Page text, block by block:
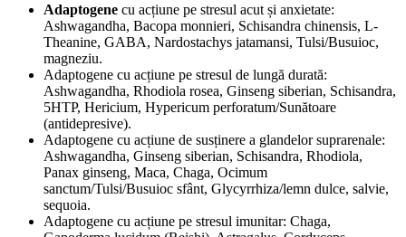
Adaptogene cu acțiune pe stresul acut și anxietate:
Ashwagandha, Bacopa monnieri, Schisandra chinensis, L-
Theanine, GABA, Nardostachys jatamansi, Tulsi/Busuioc,
magneziu.
Adaptogene cu acțiune pe stresul de lungă durată:
Ashwagandha, Rhodiola rosea, Ginseng siberian, Schisandra,
5HTP, Hericium, Hypericum perforatum/Sunătoare
(antidepresive).
Adaptogene cu acțiune de susținere a glandelor suprarenale:
Ashwagandha, Ginseng siberian, Schisandra, Rhodiola,
Panax ginseng, Maca, Chaga, Ocimum
sanctum/Tulsi/Busuioc sfânt, Glycyrrhiza/lemn dulce, salvie,
sequoia.
Adaptogene cu acțiune pe stresul imunitar: Chaga,